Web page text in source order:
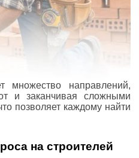
множество направлений,
и заканчивая сложными
позволяет каждому найти
на строителей